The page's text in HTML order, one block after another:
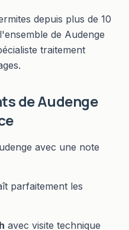
depuis plus de 10
de Audenge
traitement
.
deAudenge
avec une note
parfaitement les
avec visite technique